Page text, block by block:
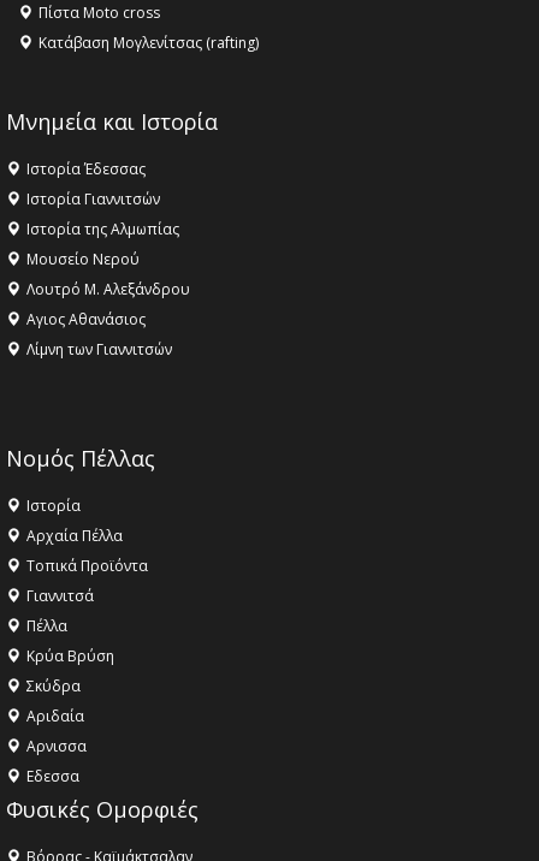
Πίστα Moto cross
Κατάβαση Μογλενίτσας (rafting)
Μνημεία και Ιστορία
Ιστορία Έδεσσας
Ιστορία Γιαννιτσών
Ιστορία της Αλμωπίας
Μουσείο Νερού
Λουτρό Μ. Αλεξάνδρου
Αγιος Αθανάσιος
Λίμνη των Γιαννιτσών
Νομός Πέλλας
Ιστορία
Αρχαία Πέλλα
Τοπικά Προϊόντα
Γιαννιτσά
Πέλλα
Κρύα Βρύση
Σκύδρα
Αριδαία
Aρνισσα
Eδεσσα
Φυσικές Ομορφιές
Βόρρας - Καϊμάκτσαλαν